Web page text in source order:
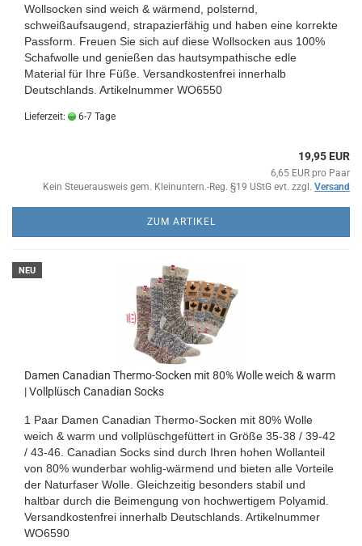
Wollsocken sind weich & wärmend, polsternd,
schweißaufsaugend, strapazierfähig und haben eine korrekte
Passform. Freuen Sie sich auf diese Wollsocken aus 100%
Schafwolle und genießen das hautsympathische edle
Material für Ihre Füße. Versandkostenfrei innerhalb
Deutschlands. Artikelnummer WO6550
Lieferzeit: 6-7 Tage
19,95 EUR
6,65 EUR pro Paar
Kein Steuerausweis gem. Kleinuntern.-Reg. §19 UStG evt. zzgl. Versand
ZUM ARTIKEL
NEU
Damen Canadian Thermo-Socken mit 80% Wolle weich & warm
| Vollplüsch Canadian Socks
1 Paar Damen Canadian Thermo-Socken mit 80% Wolle
weich & warm und vollplüschgefüttert in Größe 35-38 / 39-42
/ 43-46. Canadian Socks sind durch Ihren hohen Wollanteil
von 80% wunderbar wohlig-wärmend und bieten alle Vorteile
der Naturfaser Wolle. Gleichzeitig besonders stabil und
haltbar durch die Beimengung von hochwertigem Polyamid.
Versandkostenfrei innerhalb Deutschlands. Artikelnummer
WO6590